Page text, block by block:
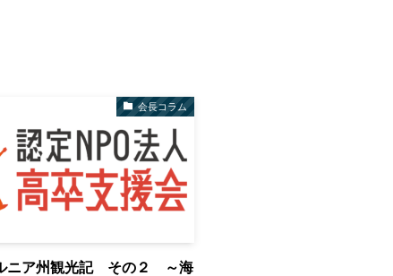
会長コラム
ニア州観光記 その２ ～海